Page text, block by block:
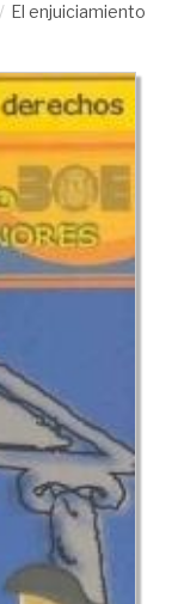
El enjuiciamiento